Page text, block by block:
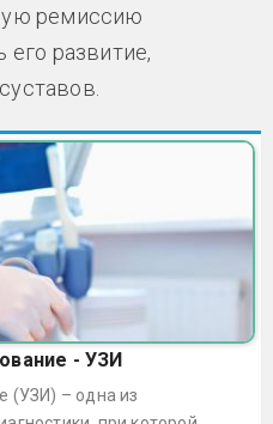
ремиссию
его развитие,
- УЗИ
(УЗИ) – одна из